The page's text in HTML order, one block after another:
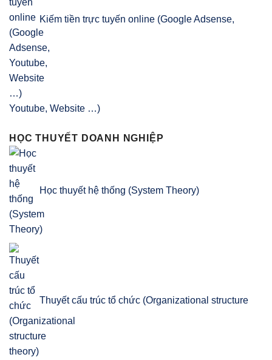
Kiếm tiền trực tuyến online (Google Adsense,
Youtube, Website …)
HỌC THUYẾT DOANH NGHIỆP
Học thuyết hệ thống (System Theory)
Thuyết cấu trúc tổ chức (Organizational structure